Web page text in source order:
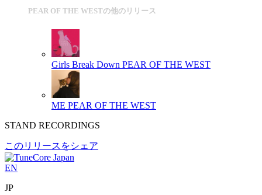
PEAR OF THE WESTの他のリリース
Girls Break Down PEAR OF THE WEST
ME PEAR OF THE WEST
STAND RECORDINGS
このリリースをシェア
EN
JP